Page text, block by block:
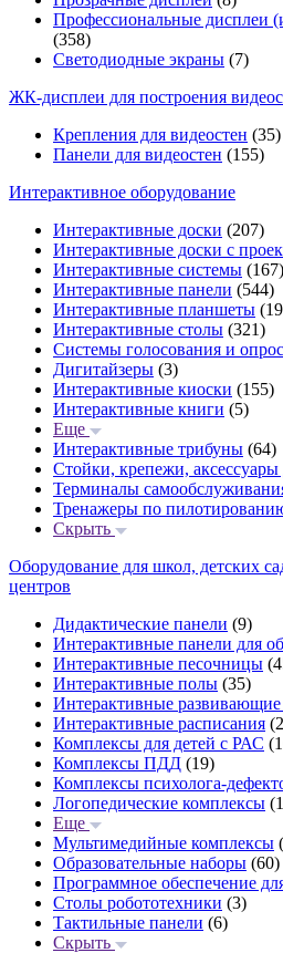
Профессиональные дисплеи
(358)
Светодиодные экраны (7)
ЖК-дисплеи для построения
Крепления для видеостен (35)
Панели для видеостен (155)
Интерактивное оборудование
Интерактивные доски (207)
Интерактивные доски с
Интерактивные системы (167)
Интерактивные панели (544)
Интерактивные планшеты
Интерактивные столы (321)
Системы голосования и
Дигитайзеры (3)
Интерактивные киоски (155)
Интерактивные книги (5)
Еще
Интерактивные трибуны (64)
Стойки, крепежи, аксессуары
Терминалы
Тренажеры по
Скрыть
Оборудование для школ, детских
центров
Дидактические панели (9)
Интерактивные панели для
Интерактивные песочницы
Интерактивные полы (35)
Интерактивные
Интерактивные расписания
Комплексы для детей с РАС
Комплексы ПДД (19)
Комплексы психолога-
Логопедические комплексы
Еще
Мультимедийные комплексы
Образовательные наборы (60)
Программное обеспечение
Столы робототехники (3)
Тактильные панели (6)
Скрыть